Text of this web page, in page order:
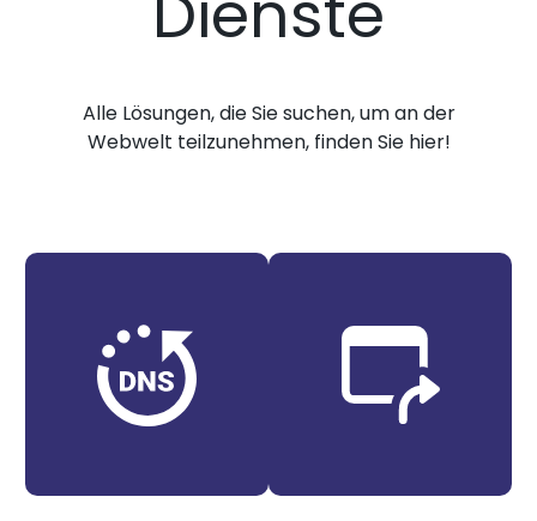
Alle Lösungen, die Sie suchen, um an der
Webwelt teilzunehmen, finden Sie hier!